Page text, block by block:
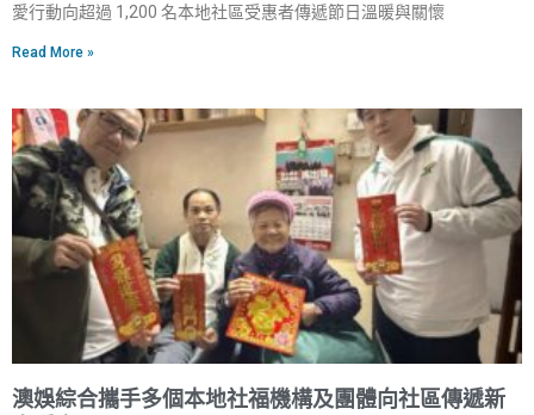
愛行動向超過 1,200 名本地社區受惠者傳遞節日溫暖與關懷
Read More »
澳娛綜合攜手多個本地社福機構及團體向社區傳遞新